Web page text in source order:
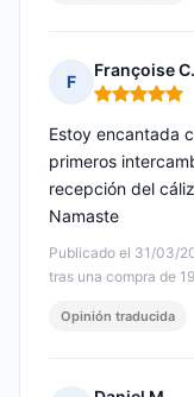
F
Françoise C.
Nota: 5 de 5
Publicado el 31/03/
tras una compra de
Estoy encantada
primeros
recepción del
Namaste
Opinión traducida